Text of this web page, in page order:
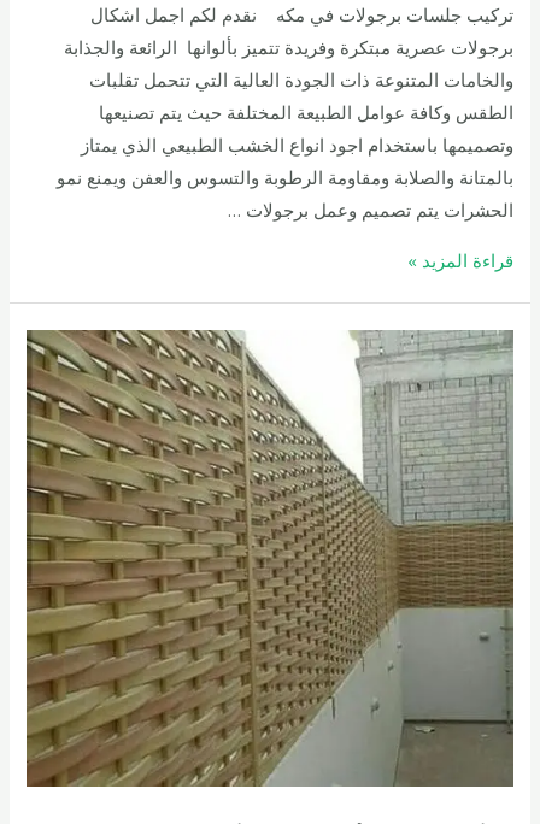
تركيب جلسات برجولات في مكه نقدم لكم اجمل اشكال
برجولات عصرية مبتكرة وفريدة تتميز بألوانها الرائعة والجذابة
والخامات المتنوعة ذات الجودة العالية التي تتحمل تقلبات
الطقس وكافة عوامل الطبيعة المختلفة حيث يتم تصنيعها
وتصميمها باستخدام اجود انواع الخشب الطبيعي الذي يمتاز
بالمتانة والصلابة ومقاومة الرطوبة والتسوس والعفن ويمنع نمو
الحشرات يتم تصميم وعمل برجولات …
افضل
جلسات
برجولات
مكة
قراءة المزيد »